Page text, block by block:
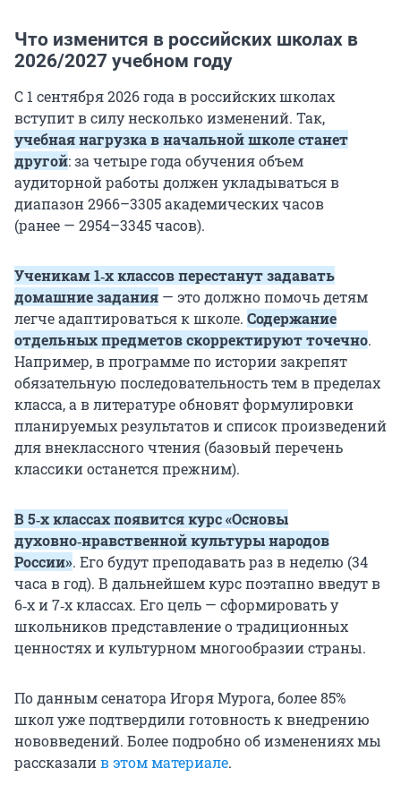
Что изменится в российских школах в
2026/2027 учебном году
С 1 сентября 2026 года в российских школах
вступит в силу несколько изменений. Так,
учебная нагрузка в начальной школе станет
другой: за четыре года обучения объем
аудиторной работы должен укладываться в
диапазон 2966–3305 академических часов
(ранее — 2954–3345 часов).
Ученикам 1‑х классов перестанут задавать
домашние задания — это должно помочь детям
легче адаптироваться к школе. Содержание
отдельных предметов скорректируют точечно.
Например, в программе по истории закрепят
обязательную последовательность тем в пределах
класса, а в литературе обновят формулировки
планируемых результатов и список произведений
для внеклассного чтения (базовый перечень
классики останется прежним).
В 5‑х классах появится курс «Основы
духовно‑нравственной культуры народов
России». Его будут преподавать раз в неделю (34
часа в год). В дальнейшем курс поэтапно введут в
6‑х и 7‑х классах. Его цель — сформировать у
школьников представление о традиционных
ценностях и культурном многообразии страны.
По данным сенатора Игоря Мурога, более 85%
школ уже подтвердили готовность к внедрению
нововведений. Более подробно об изменениях мы
рассказалив этом материале.